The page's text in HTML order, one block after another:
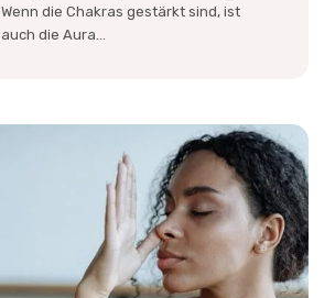
Wenn die Chakras gestärkt sind, ist
auch die Aura...